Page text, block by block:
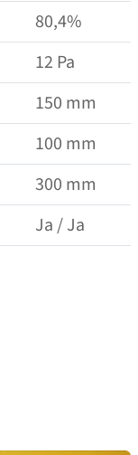
80,4%
12 Pa
150 mm
100 mm
300 mm
Ja / Ja